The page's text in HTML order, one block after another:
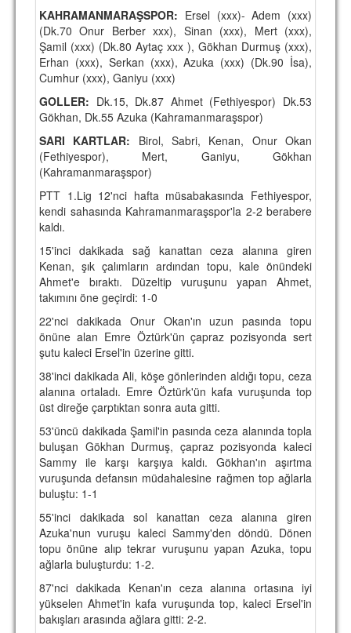
MARŞ & TEZAHÜRATLAR
KULÜP
AMBLEM
SPOR TESİSLERİ
PERSONEL
SPONSORLAR
TARİHÇE
TARİHİ BAŞARILAR
BASINDAN
ESKi BAŞKANLAR
ESKİ HOCALAR
HAKKIMIZDA
MİSYON
HAKKIMIZDA
İRTİBAT
SİTE İSTATİSTİKLERİ
REKLAM YAYINI
KAHRAMANMARAŞSPOR: Ersel (xxx)- Adem (xxx)
(Dk.70 Onur Berber xxx), Sinan (xxx), Mert (xxx),
Şamil (xxx) (Dk.80 Aytaç xxx ), Gökhan Durmuş (xxx),
Erhan (xxx), Serkan (xxx), Azuka (xxx) (Dk.90 İsa),
Cumhur (xxx), Ganiyu (xxx)
GOLLER: Dk.15, Dk.87 Ahmet (Fethiyespor) Dk.53
Gökhan, Dk.55 Azuka (Kahramanmaraşspor)
SARI KARTLAR: Birol, Sabri, Kenan, Onur Okan
(Fethiyespor), Mert, Ganiyu, Gökhan
(Kahramanmaraşspor)
PTT 1.Lig 12'nci hafta müsabakasında Fethiyespor,
kendi sahasında Kahramanmaraşspor'la 2-2 berabere
kaldı.
15'inci dakikada sağ kanattan ceza alanına giren
Kenan, şık çalımların ardından topu, kale önündeki
Ahmet'e bıraktı. Düzeltip vuruşunu yapan Ahmet,
takımını öne geçirdi: 1-0
22'nci dakikada Onur Okan'ın uzun pasında topu
önüne alan Emre Öztürk'ün çapraz pozisyonda sert
şutu kaleci Ersel'in üzerine gitti.
38'inci dakikada Ali, köşe gönlerinden aldığı topu, ceza
alanına ortaladı. Emre Öztürk'ün kafa vuruşunda top
üst direğe çarptıktan sonra auta gitti.
53'üncü dakikada Şamil'in pasında ceza alanında topla
buluşan Gökhan Durmuş, çapraz pozisyonda kaleci
Sammy ile karşı karşıya kaldı. Gökhan'ın aşırtma
vuruşunda defansın müdahalesine rağmen top ağlarla
buluştu: 1-1
55'inci dakikada sol kanattan ceza alanına giren
Azuka'nun vuruşu kaleci Sammy'den döndü. Dönen
topu önüne alıp tekrar vuruşunu yapan Azuka, topu
ağlarla buluşturdu: 1-2.
87'nci dakikada Kenan'ın ceza alanına ortasına iyi
yükselen Ahmet'in kafa vuruşunda top, kaleci Ersel'in
bakışları arasında ağlara gitti: 2-2.